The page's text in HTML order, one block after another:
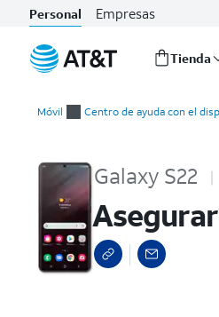
Personal Empresas
Tienda
Móvil Centro de ayuda con el
Galaxy S22